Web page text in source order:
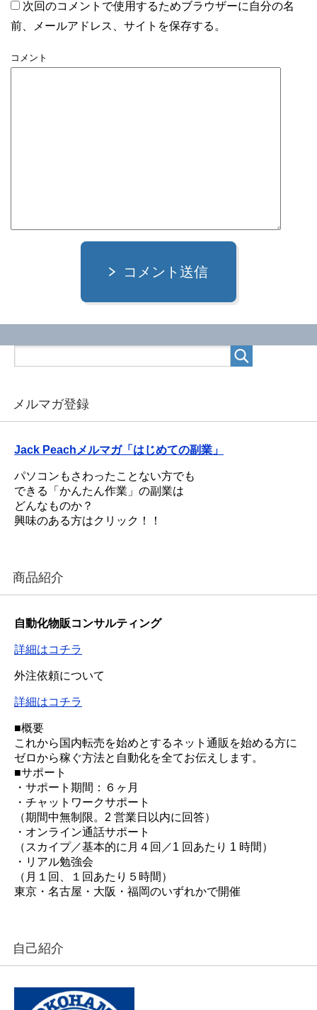
次回のコメントで使用するためブラウザーに自分の名
前、メールアドレス、サイトを保存する。
コメント
コメント送信
メルマガ登録
Jack Peachメルマガ「はじめての副業」
パソコンもさわったことない方でも
できる「かんたん作業」の副業は
どんなものか？
興味のある方はクリック！！
商品紹介
自動化物販コンサルティング
詳細はコチラ
外注依頼について
詳細はコチラ
■概要
これから国内転売を始めとするネット通販を始める方に
ゼロから稼ぐ方法と自動化を全てお伝えします。
■サポート
・サポート期間：６ヶ月
・チャットワークサポート
（期間中無制限。2 営業日以内に回答）
・オンライン通話サポート
（スカイプ／基本的に月４回／1 回あたり 1 時間）
・リアル勉強会
（月１回、１回あたり５時間）
東京・名古屋・大阪・福岡のいずれかで開催
自己紹介